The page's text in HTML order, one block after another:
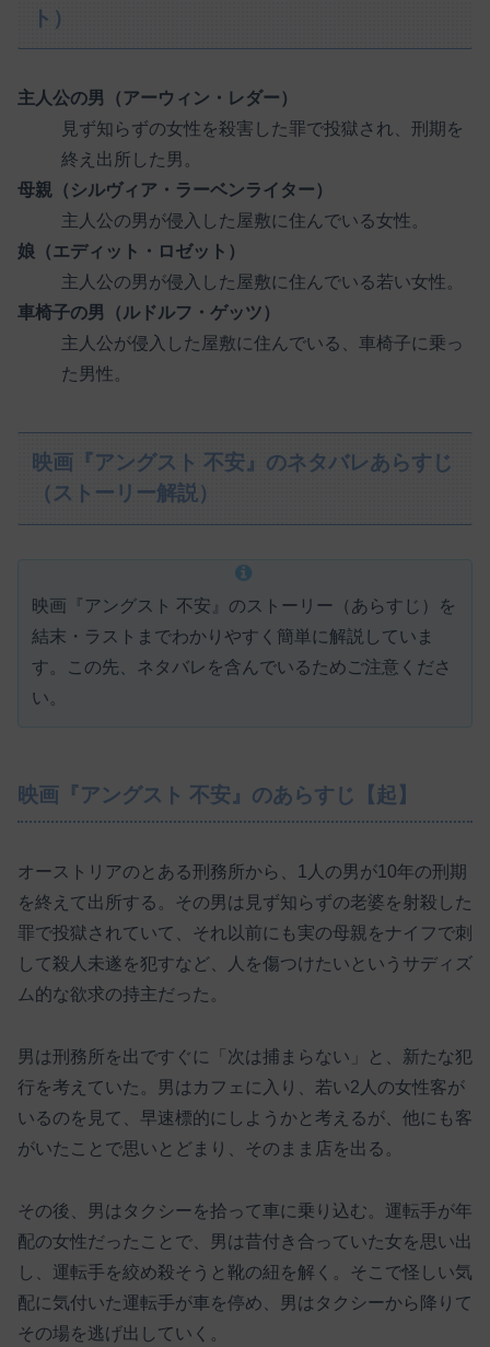
ト）
主人公の男（アーウィン・レダー）
見ず知らずの女性を殺害した罪で投獄され、刑期を
終え出所した男。
母親（シルヴィア・ラーベンライター）
主人公の男が侵入した屋敷に住んでいる女性。
娘（エディット・ロゼット）
主人公の男が侵入した屋敷に住んでいる若い女性。
車椅子の男（ルドルフ・ゲッツ）
主人公が侵入した屋敷に住んでいる、車椅子に乗っ
た男性。
映画『アングスト 不安』のネタバレあらすじ
（ストーリー解説）
映画『アングスト 不安』のストーリー（あらすじ）を
結末・ラストまでわかりやすく簡単に解説していま
す。この先、ネタバレを含んでいるためご注意くださ
い。
映画『アングスト 不安』のあらすじ【起】
オーストリアのとある刑務所から、1人の男が10年の刑期
を終えて出所する。その男は見ず知らずの老婆を射殺した
罪で投獄されていて、それ以前にも実の母親をナイフで刺
して殺人未遂を犯すなど、人を傷つけたいというサディズ
ム的な欲求の持主だった。
男は刑務所を出ですぐに「次は捕まらない」と、新たな犯
行を考えていた。男はカフェに入り、若い2人の女性客が
いるのを見て、早速標的にしようかと考えるが、他にも客
がいたことで思いとどまり、そのまま店を出る。
その後、男はタクシーを拾って車に乗り込む。運転手が年
配の女性だったことで、男は昔付き合っていた女を思い出
し、運転手を絞め殺そうと靴の紐を解く。そこで怪しい気
配に気付いた運転手が車を停め、男はタクシーから降りて
その場を逃げ出していく。